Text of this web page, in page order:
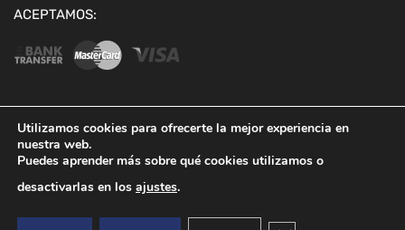
ACEPTAMOS:
Utilizamos cookies para ofrecerte la mejor experiencia en
nuestra web.
Puedes aprender más sobre qué cookies utilizamos o
desactivarlas en los ajustes.